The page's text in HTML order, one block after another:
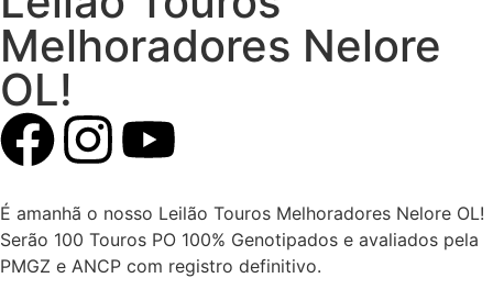
Melhoradores Nelore
OL!
É amanhã o nosso Leilão Touros Melhoradores Nelore OL!
Serão 100 Touros PO 100% Genotipados e avaliados pela
PMGZ e ANCP com registro definitivo.